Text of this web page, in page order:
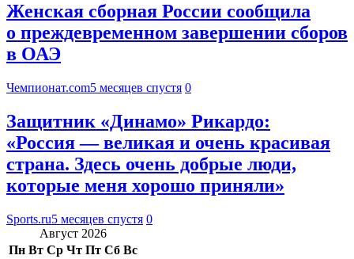
Женская сборная России сообщила
о преждевременном завершении сборов
в ОАЭ
Чемпионат.com5 месяцев спустя 0
Защитник «Динамо» Рикардо:
«Россия — великая и очень красивая
страна. Здесь очень добрые люди,
которые меня хорошо приняли»
Sports.ru5 месяцев спустя 0
Август 2026
Пн Вт Ср Чт Пт Сб Вс